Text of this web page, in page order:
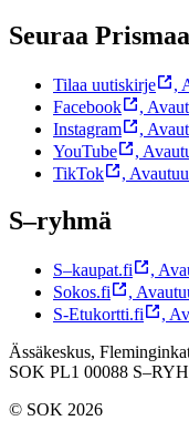
Seuraa Prismaa
Tilaa uutiskirje ,
Facebook
,
Instagram
,
YouTube
,
TikTok
,
S–ryhmä
S–kaupat.fi ,
Sokos.fi
,
S-Etukortti.fi
,
Ässäkeskus,
SOK PL1 00088
© SOK 2026